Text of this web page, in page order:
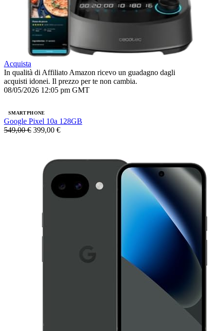
Acquista
In qualità di Affiliato Amazon ricevo un guadagno dagli
acquisti idonei. Il prezzo per te non cambia.
08/05/2026 12:05 pm GMT
SMARTPHONE
Google Pixel 10a 128GB
549,00 € 399,00 €